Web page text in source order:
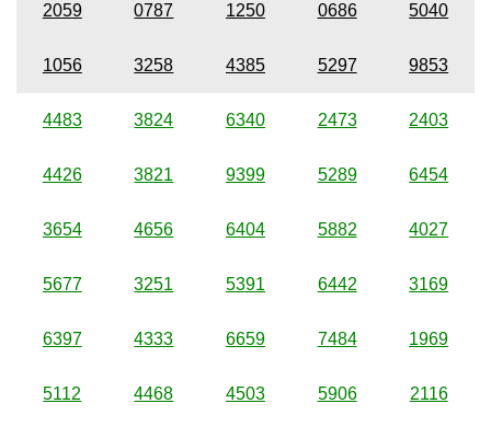
2059 0787 1250 0686 5040
1056 3258 4385 5297 9853
4483 3824 6340 2473 2403
4426 3821 9399 5289 6454
3654 4656 6404 5882 4027
5677 3251 5391 6442 3169
6397 4333 6659 7484 1969
5112 4468 4503 5906 2116